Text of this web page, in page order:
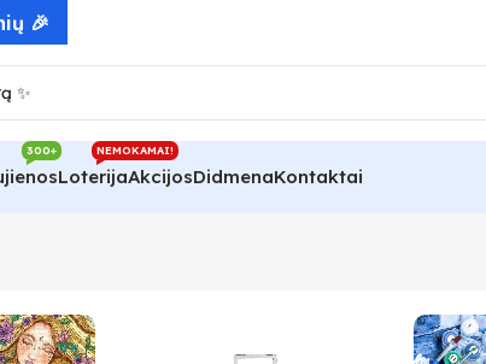
300+
Loterija
NEMOKAMAI!
AkcijosDidmenaKontaktai
🎉